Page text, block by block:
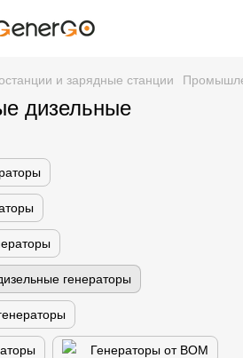
и зарядные станции
дизельные
генераторы
Генераторы от ВОМ